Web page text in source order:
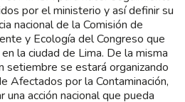
por el ministerio y así definir su
nacional de la Comisión de
y Ecología del Congreso que
la ciudad de Lima. De la misma
setiembre se estará organizando
Afectados por la Contaminación,
acción nacional que pueda